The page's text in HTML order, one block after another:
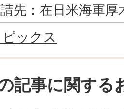
先：在日米海軍厚
ックス
記事に関する